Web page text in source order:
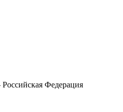
Федерация